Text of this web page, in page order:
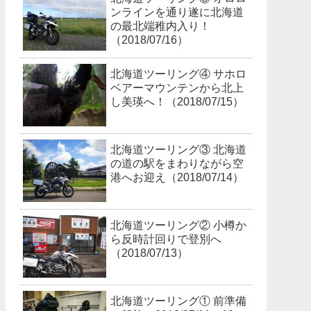
ンラインを通り遂に北海道
の最北端稚内入り！
（2018/07/16）
北海道ツーリング④ サホロ
ベアーマウンテンから北上
し美瑛へ！（2018/07/15）
北海道ツーリング③ 北海道
の道の駅をまわりながら空
港へお迎え（2018/07/14）
北海道ツーリング② 小樽か
ら反時計回りで登別へ
（2018/07/13）
北海道ツーリング① 前準備